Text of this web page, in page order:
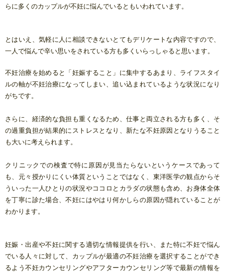
らに多くのカップルが不妊に悩んでいるともいわれています。
とはいえ、気軽に人に相談できないとてもデリケートな内容ですので、
一人で悩んで辛い思いをされている方も多くいらっしゃると思います。
不妊治療を始めると「妊娠すること」に集中するあまり、ライフスタイ
ルの軸が不妊治療になってしまい、追い込まれているような状況になり
がちです。
さらに、経済的な負担も重くなるため、仕事と両立される方も多く、そ
の過重負担が結果的にストレスとなり、新たな不妊原因となりうること
も大いに考えられます。
クリニックでの検査で特に原因が見当たらないというケースであって
も、元々授かりにくい体質ということではなく、東洋医学の観点からそ
ういった一人ひとりの状況やココロとカラダの状態も含め、お身体全体
を丁寧に診た場合、不妊にはやはり何かしらの原因が隠れていることが
わかります。
妊娠・出産や不妊に関する適切な情報提供を行い、また特に不妊で悩ん
でいる人々に対して、カップルが最適の不妊治療を選択することができ
るよう不妊カウンセリングやアフターカウンセリング等で最新の情報を